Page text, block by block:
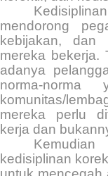
mendorong
kebijakan, dan
mereka bekerja.
adanya
norma-
komunitas/
mereka perlu
kerja dan
kedisiplinan